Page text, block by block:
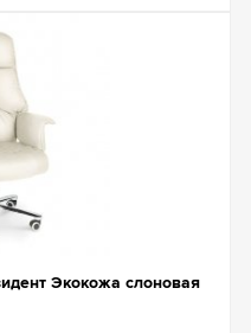
Экокожа слоновая